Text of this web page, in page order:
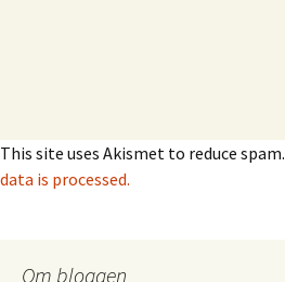
This site uses Akismet to reduce spam.
data is processed.
Om bloggen